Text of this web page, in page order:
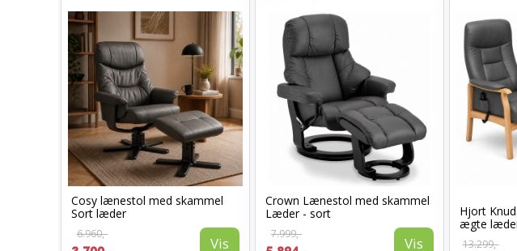
Cosy lænestol med skammel
Sort læder
6.960,-
Vis
Crown Lænestol med skammel
Læder - sort
7.999,-
Vis
Hjort
ægte
13.299,-